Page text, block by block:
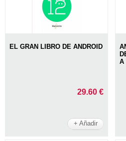
EL GRAN LIBRO DE ANDROID
29.60 €
+ Añadir
A